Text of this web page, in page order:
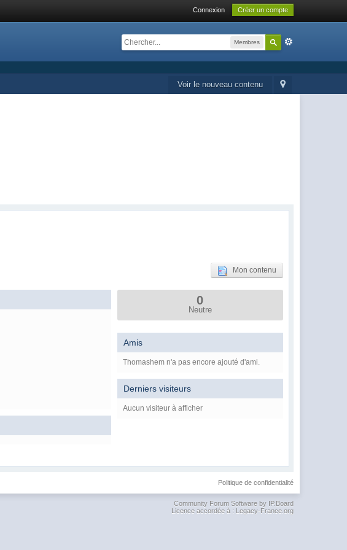
Connexion Créer un compte
Membres
Voir le nouveau contenu
Mon contenu
0
Neutre
Amis
Thomashem n'a pas encore ajouté d'ami.
Derniers visiteurs
Aucun visiteur à afficher
Politique de confidentialité
Community Forum Software by IP.Board
Licence accordée à : Legacy-France.org